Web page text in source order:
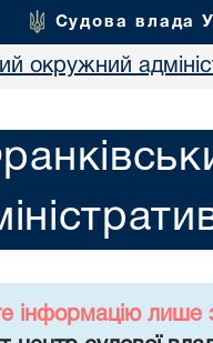
Судова влада
окружний
інформацію лише